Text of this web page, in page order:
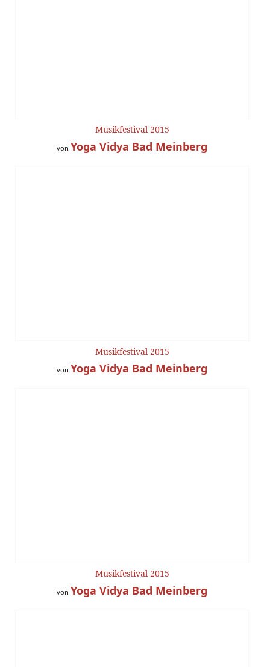
Musikfestival 2015
von Yoga Vidya Bad Meinberg
Musikfestival 2015
von Yoga Vidya Bad Meinberg
Musikfestival 2015
von Yoga Vidya Bad Meinberg